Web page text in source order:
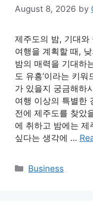
August 8, 2026 by
제주도의 밤, 기대와
여행을 계획할 때,
밤의 매력을 기대하
도 유흥’이라는 키
가 있을지 궁금해하
여행 이상의 특별한
전에 제주도를 찾았
에 취하고 밤에는 제
싶다는 생각에 …
Categories
Business